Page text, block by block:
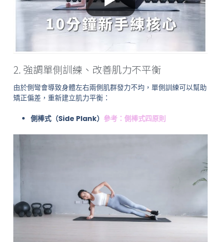
2. 強調單側訓練、改善肌力不平衡
由於側彎會導致身體左右兩側肌群發力不均，單側訓練可以幫助
矯正偏差，重新建立肌力平衡：
側棒式（Side Plank） 參考：側棒式四原則